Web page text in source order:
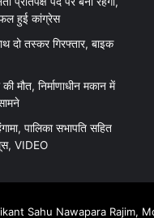
हुई कांग्रेस
दो तस्कर गिरफ्तार, बाइक
मौत, निर्माणाधीन मकान में
पालिका सभापति सहित
VIDEO
Sahu Nawapara Rajim,